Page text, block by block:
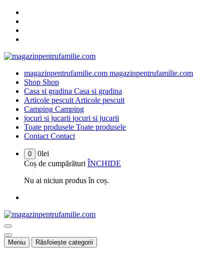
conținut
magazinpentrufamilie.com magazinpentrufamilie.com
Shop Shop
Casa si gradina Casa si gradina
Articole pescuit Articole pescuit
Camping Camping
jocuri si jucarii jocuri si jucarii
Toate produsele Toate produsele
Contact Contact
0 0lei
Coș de cumpărături ÎNCHIDE
Nu ai niciun produs în coș.
Meniu Răsfoiește categorii